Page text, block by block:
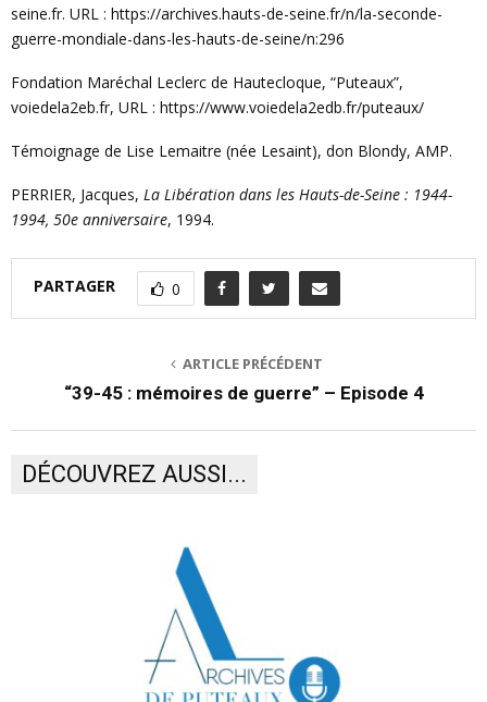
seine.fr. URL : https://archives.hauts-de-seine.fr/n/la-seconde-
guerre-mondiale-dans-les-hauts-de-seine/n:296
Fondation Maréchal Leclerc de Hautecloque, “Puteaux”,
voiedela2eb.fr, URL : https://www.voiedela2edb.fr/puteaux/
Témoignage de Lise Lemaitre (née Lesaint), don Blondy, AMP.
PERRIER, Jacques, La Libération dans les Hauts-de-Seine : 1944-
1994, 50e anniversaire, 1994.
PARTAGER 0
ARTICLE PRÉCÉDENT
“39-45 : mémoires de guerre” – Episode 4
DÉCOUVREZ AUSSI...